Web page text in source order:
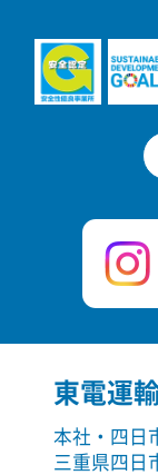
東電運
本社・四日
三重県四日